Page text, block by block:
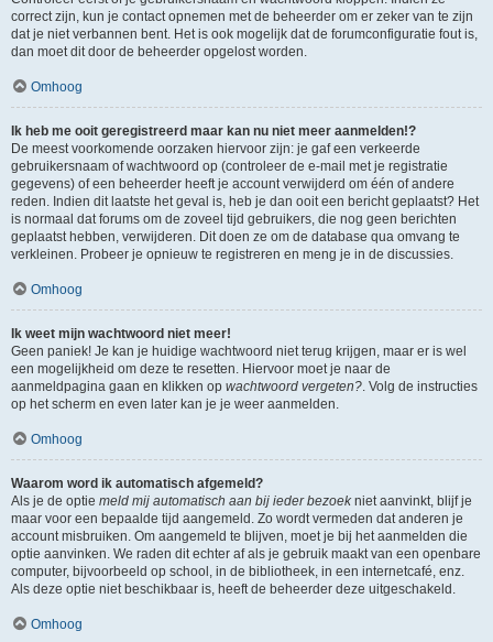
correct zijn, kun je contact opnemen met de beheerder om er zeker van te zijn
dat je niet verbannen bent. Het is ook mogelijk dat de forumconfiguratie fout is,
dan moet dit door de beheerder opgelost worden.
Omhoog
Ik heb me ooit geregistreerd maar kan nu niet meer aanmelden!?
De meest voorkomende oorzaken hiervoor zijn: je gaf een verkeerde
gebruikersnaam of wachtwoord op (controleer de e-mail met je registratie
gegevens) of een beheerder heeft je account verwijderd om één of andere
reden. Indien dit laatste het geval is, heb je dan ooit een bericht geplaatst? Het
is normaal dat forums om de zoveel tijd gebruikers, die nog geen berichten
geplaatst hebben, verwijderen. Dit doen ze om de database qua omvang te
verkleinen. Probeer je opnieuw te registreren en meng je in de discussies.
Omhoog
Ik weet mijn wachtwoord niet meer!
Geen paniek! Je kan je huidige wachtwoord niet terug krijgen, maar er is wel
een mogelijkheid om deze te resetten. Hiervoor moet je naar de
aanmeldpagina gaan en klikken op wachtwoord vergeten? . Volg de instructies
op het scherm en even later kan je je weer aanmelden.
Omhoog
Waarom word ik automatisch afgemeld?
Als je de optie meld mij automatisch aan bij ieder bezoekniet aanvinkt, blijf je
maar voor een bepaalde tijd aangemeld. Zo wordt vermeden dat anderen je
account misbruiken. Om aangemeld te blijven, moet je bij het aanmelden die
optie aanvinken. We raden dit echter af als je gebruik maakt van een openbare
computer, bijvoorbeeld op school, in de bibliotheek, in een internetcafé, enz.
Als deze optie niet beschikbaar is, heeft de beheerder deze uitgeschakeld.
Omhoog